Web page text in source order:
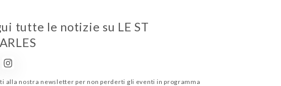
tutte le notizie su LE ST
alla nostra newsletter per non perderti gli eventi in programma